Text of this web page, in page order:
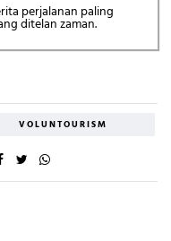
perjalanan paling
ditelan zaman.
VOLUNTOURISM